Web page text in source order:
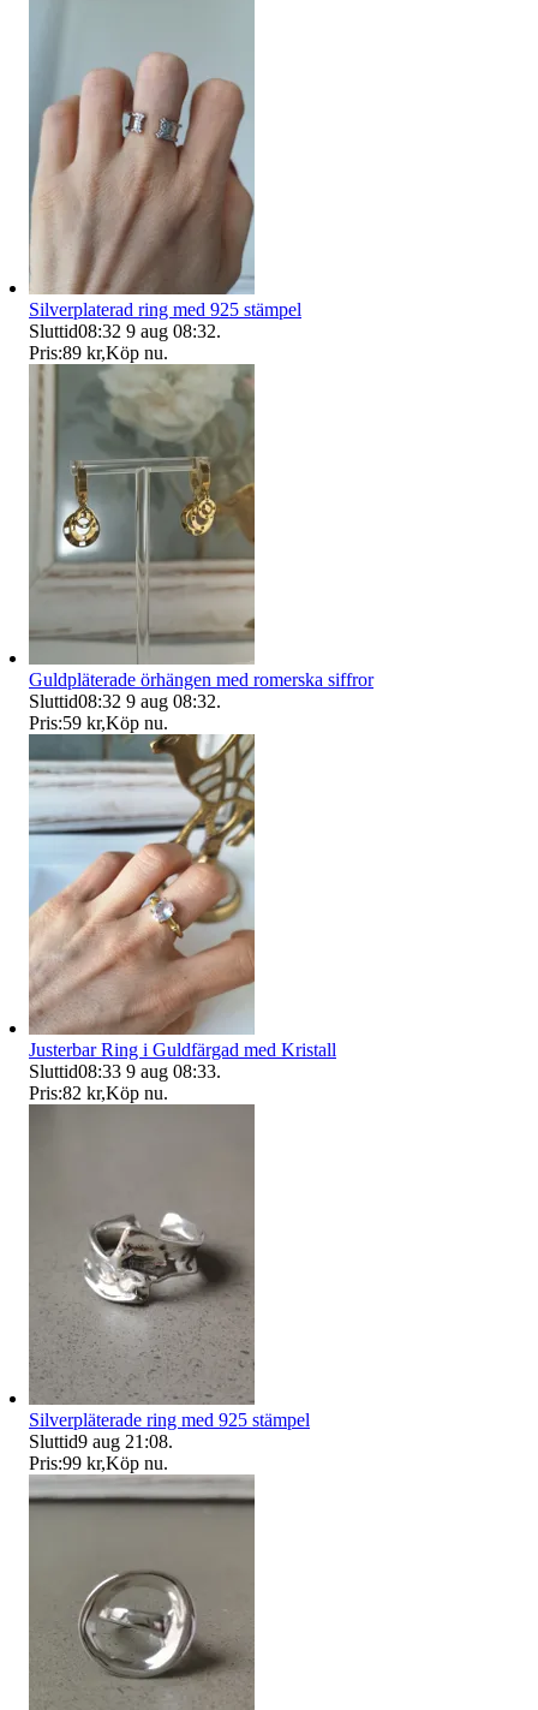
Silverplaterad ring med 925 stämpel
Sluttid08:32 9 aug 08:32.
Pris:89 kr,Köp nu.
Guldpläterade örhängen med romerska siffror
Sluttid08:32 9 aug 08:32.
Pris:59 kr,Köp nu.
Justerbar Ring i Guldfärgad med Kristall
Sluttid08:33 9 aug 08:33.
Pris:82 kr,Köp nu.
Silverpläterade ring med 925 stämpel
Sluttid9 aug 21:08.
Pris:99 kr,Köp nu.